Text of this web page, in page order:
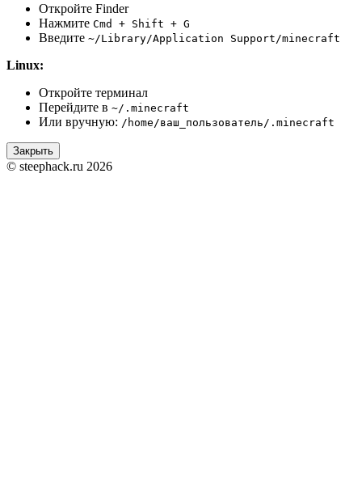
Откройте Finder
Нажмите Cmd + Shift + G
Введите ~/Library/Application Support/minecraft
Linux:
Откройте терминал
Перейдите в ~/.minecraft
Или вручную: /home/ваш_пользователь/.minecraft
Закрыть
© steephack.ru 2026